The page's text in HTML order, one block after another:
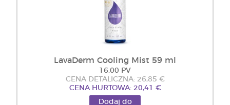
LavaDerm Cooling Mist 59 ml
16.00 PV
CENA DETALICZNA: 26,85 €
CENA HURTOWA: 20,41 €
Dodaj do